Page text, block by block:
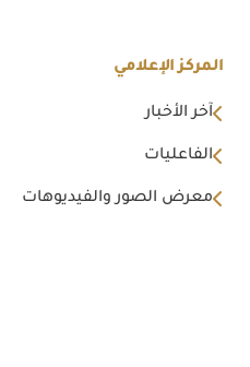
المركز الإعلامي
آخر الأخبار
الفاعليات
معرض الصور والفيديوهات